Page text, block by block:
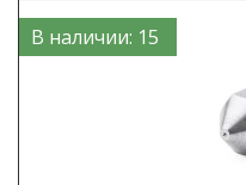
В наличии: 15